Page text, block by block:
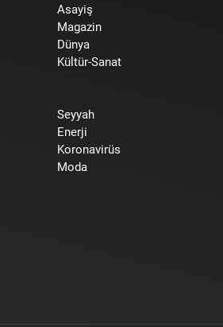
Asayiş
Magazin
Dünya
Kültür-Sanat
Seyyah
Enerji
Koronavirüs
Moda